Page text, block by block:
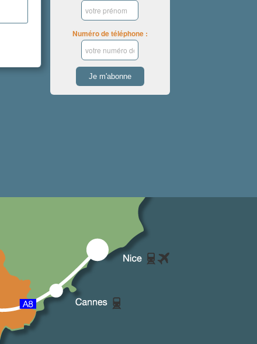
Numéro de téléphone :